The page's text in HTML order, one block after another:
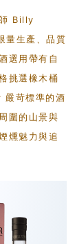
Billy
量生產、品質
選用帶有自
挑選橡木桶
嚴苛標準的酒
圍的山景與
燻魅力與追